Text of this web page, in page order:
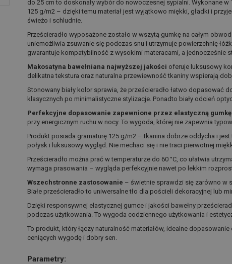
do 25 cm to doskonały wybór do nowoczesnej sypialni. Wykonane w
125 g/m2 – dzięki temu materiał jest wyjątkowo miękki, gładki i
świeżo i schludnie.
Prześcieradło wyposażone zostało w wszytą gumkę na całym
uniemożliwia zsuwanie się podczas snu i utrzymuje powierzchnię
gwarantuje kompatybilność z wysokimi materacami, a jednocześnie
Makosatyna bawełniana najwyższej jakości oferuje luksusowy
delikatna tekstura oraz naturalna przewiewność tkaniny wspierają
Stonowany biały kolor sprawia, że prześcieradło łatwo dopasować
klasycznych po minimalistyczne stylizacje. Ponadto biały odcień
Perfekcyjne dopasowanie zapewnione przez elastyczną gumkę
przy energicznym ruchu w nocy. To wygoda, której nie zapewnia
Produkt posiada gramaturę 125 g/m2 – tkanina dobrze oddycha i
połysk i luksusowy wygląd. Nie mechaci się i nie traci pierwotnej
Prześcieradło można prać w temperaturze do 60 °C, co ułatwia
wymaga prasowania – wygląda perfekcyjnie nawet po lekkim
Wszechstronne zastosowanie – świetnie sprawdzi się zarówno w
Białe prześcieradło to uniwersalne tło dla pościeli dekoracyjnej lub
Dzięki responsywnej elastycznej gumce i jakości bawełny
podczas użytkowania. To wygoda codziennego użytkowania i
To produkt, który łączy naturalność materiałów, idealne
ceniących wygodę i dobry sen.
Parametry: